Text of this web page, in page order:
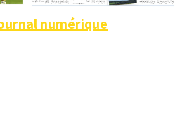
numérique